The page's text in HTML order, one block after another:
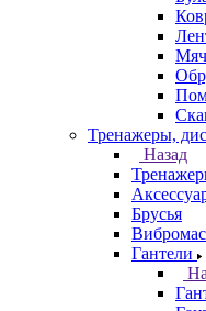
Тренажеры,
Назад
Брусья
Гантели